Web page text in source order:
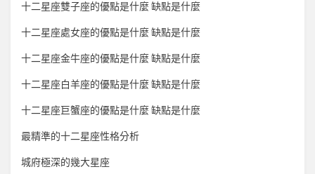
十二星座雙子座的優點是什麼 缺點是什麼
十二星座處女座的優點是什麼 缺點是什麼
十二星座金牛座的優點是什麼 缺點是什麼
十二星座白羊座的優點是什麼 缺點是什麼
十二星座巨蟹座的優點是什麼 缺點是什麼
最精準的十二星座性格分析
城府極深的幾大星座